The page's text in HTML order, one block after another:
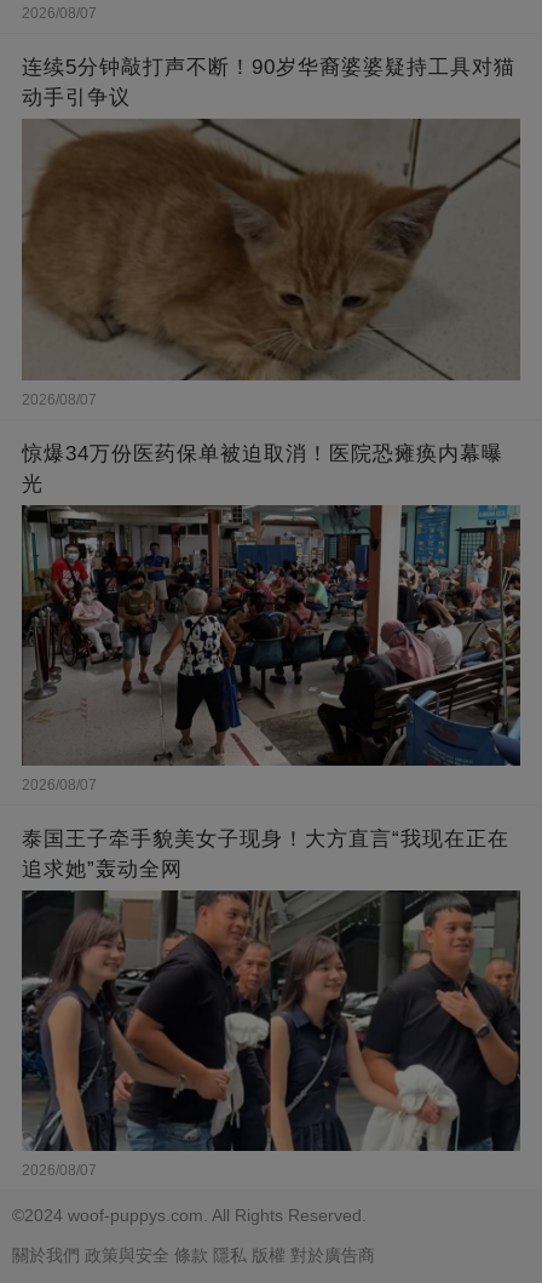
2026/08/07
连续5分钟敲打声不断！90岁华裔婆婆疑持工具对猫
动手引争议
2026/08/07
惊爆34万份医药保单被迫取消！医院恐瘫痪内幕曝
光
2026/08/07
泰国王子牵手貌美女子现身！大方直言“我现在正在
追求她”轰动全网
2026/08/07
©2024 woof-puppys.com. All Rights Reserved.
關於我們 政策與安全 條款 隱私 版權 對於廣告商